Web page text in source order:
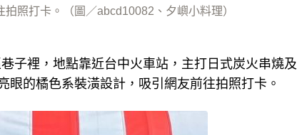
照打卡。（圖／abcd10082、夕嶼小料理）
子裡，地點靠近台中火車站，主打日式炭火串燒及
的橘色系裝潢設計，吸引網友前往拍照打卡。